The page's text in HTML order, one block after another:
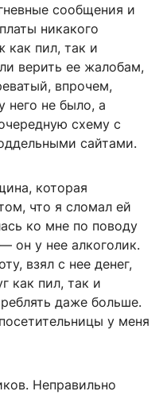
сообщения и
никакого
как пил, так и
верить ее жалобам,
впрочем,
него не было, а
схему с
сайтами.
которая
что я сломал ей
ко мне по поводу
он у нее алкоголик.
взял с нее денег,
как пил, так и
даже больше.
у меня
Неправильно